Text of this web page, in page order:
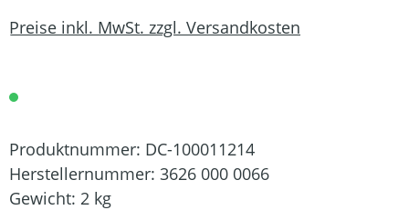
Preise inkl. MwSt. zzgl. Versandkosten
Produktnummer: DC-100011214
Herstellernummer: 3626 000 0066
Gewicht: 2 kg